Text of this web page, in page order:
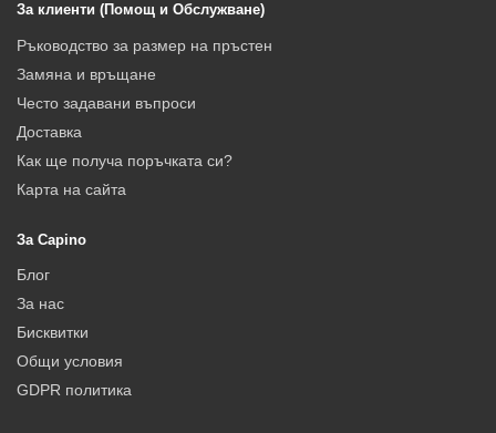
За клиенти (Помощ и Обслужване)
Ръководство за размер на пръстен
Замяна и връщане
Често задавани въпроси
Доставка
Как ще получа поръчката си?
Карта на сайта
За Capino
Блог
За нас
Бисквитки
Общи условия
GDPR политика